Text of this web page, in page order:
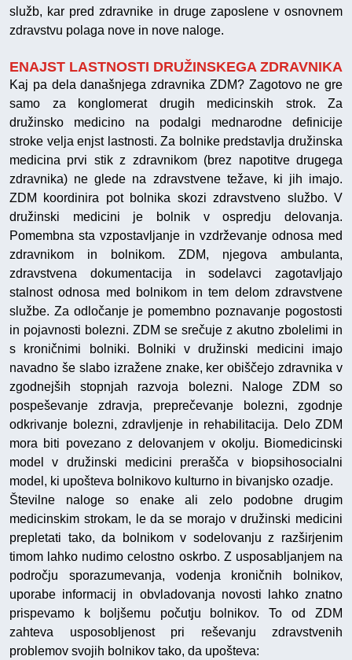
služb, kar pred zdravnike in druge zaposlene v osnovnem
zdravstvu polaga nove in nove naloge.
ENAJST LASTNOSTI DRUŽINSKEGA ZDRAVNIKA
Kaj pa dela današnjega zdravnika ZDM? Zagotovo ne gre
samo za konglomerat drugih medicinskih strok. Za
družinsko medicino na podalgi mednarodne definicije
stroke velja enjst lastnosti. Za bolnike predstavlja družinska
medicina prvi stik z zdravnikom (brez napotitve drugega
zdravnika) ne glede na zdravstvene težave, ki jih imajo.
ZDM koordinira pot bolnika skozi zdravstveno službo. V
družinski medicini je bolnik v ospredju delovanja.
Pomembna sta vzpostavljanje in vzdrževanje odnosa med
zdravnikom in bolnikom. ZDM, njegova ambulanta,
zdravstvena dokumentacija in sodelavci zagotavljajo
stalnost odnosa med bolnikom in tem delom zdravstvene
službe. Za odločanje je pomembno poznavanje pogostosti
in pojavnosti bolezni. ZDM se srečuje z akutno zbolelimi in
s kroničnimi bolniki. Bolniki v družinski medicini imajo
navadno še slabo izražene znake, ker obiščejo zdravnika v
zgodnejših stopnjah razvoja bolezni. Naloge ZDM so
pospeševanje zdravja, preprečevanje bolezni, zgodnje
odkrivanje bolezni, zdravljenje in rehabilitacija. Delo ZDM
mora biti povezano z delovanjem v okolju. Biomedicinski
model v družinski medicini prerašča v biopsihosocialni
model, ki upošteva bolnikovo kulturno in bivanjsko ozadje.
Številne naloge so enake ali zelo podobne drugim
medicinskim strokam, le da se morajo v družinski medicini
prepletati tako, da bolnikom v sodelovanju z razširjenim
timom lahko nudimo celostno oskrbo. Z usposabljanjem na
področju sporazumevanja, vodenja kroničnih bolnikov,
uporabe informacij in obvladovanja novosti lahko znatno
prispevamo k boljšemu počutju bolnikov. To od ZDM
zahteva usposobljenost pri reševanju zdravstvenih
problemov svojih bolnikov tako, da upošteva: